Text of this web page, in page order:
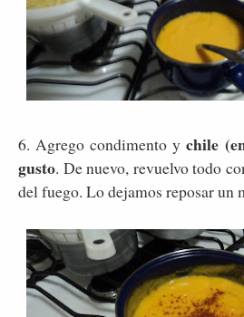
6. Agrego condimento ychile
gusto. De nuevo, revuelvo todo
del fuego. Lo dejamos reposar un